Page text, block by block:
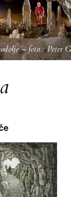
– foto : Peter Gedei